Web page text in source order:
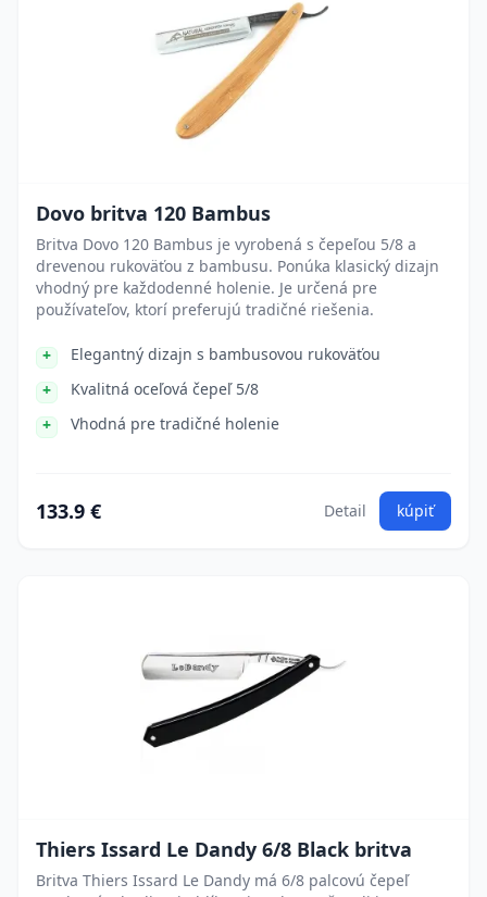
Dovo britva 120 Bambus
Britva Dovo 120 Bambus je vyrobená s čepeľou 5/8 a
drevenou rukoväťou z bambusu. Ponúka klasický dizajn
vhodný pre každodenné holenie. Je určená pre
používateľov, ktorí preferujú tradičné riešenia.
Elegantný dizajn s bambusovou rukoväťou
Kvalitná oceľová čepeľ 5/8
Vhodná pre tradičné holenie
133.9 € Detail kúpiť
Thiers Issard Le Dandy 6/8 Black britva
Britva Thiers Issard Le Dandy má 6/8 palcovú čepeľ